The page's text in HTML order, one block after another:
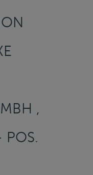
,
POS.